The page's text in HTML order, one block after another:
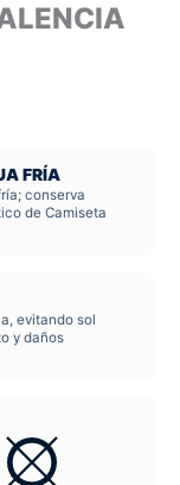
FRÍA
conserva
de Camiseta
evitando sol
y daños